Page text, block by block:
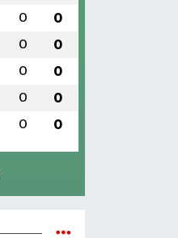
0 0
0 0
0 0
0 0
0 0